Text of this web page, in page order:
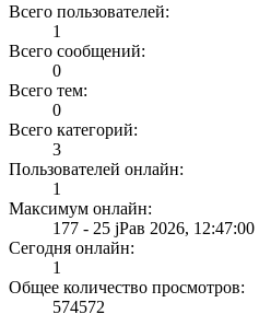
Всего пользователей:
1
Всего сообщений:
0
Всего тем:
0
Всего категорий:
3
Пользователей онлайн:
1
Максимум онлайн:
177 - 25 јРав 2026, 12:47:00
Сегодня онлайн:
1
Общее количество просмотров:
574572